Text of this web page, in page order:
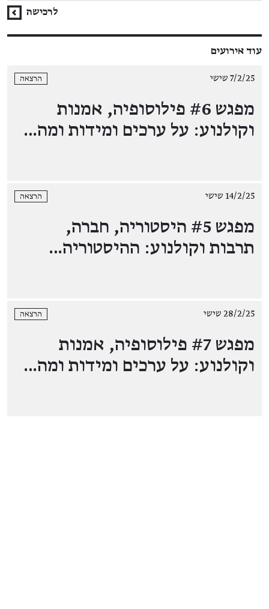
לרכישה
עוד אירועים
7/2/25 שישי הרצאה
מפגש #6 פילוסופיה, אמנות
וקולנוע: על ערכים ומידות ומה…
14/2/25 שישי הרצאה
מפגש #5 היסטוריה, חברה,
תרבות וקולנוע: ההיסטוריה…
28/2/25 שישי הרצאה
מפגש #7 פילוסופיה, אמנות
וקולנוע: על ערכים ומידות ומה…